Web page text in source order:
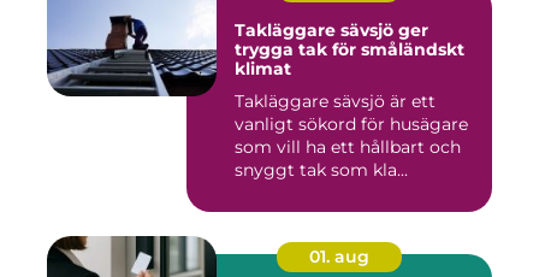
Takläggare sävsjö ger
trygga tak för småländskt
klimat
Takläggare sävsjö är ett
vanligt sökord för husägare
som vill ha ett hållbart och
snyggt tak som kla...
01. aug